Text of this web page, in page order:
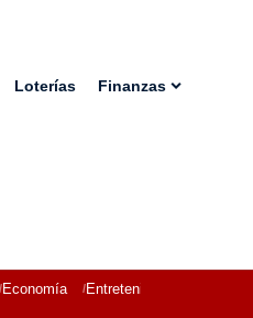
Loterías Finanzas
Economía Entretenimiento